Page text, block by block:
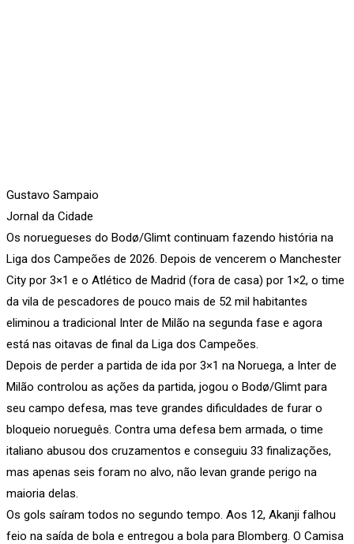
Gustavo Sampaio
Jornal da Cidade
Os noruegueses do Bodø/Glimt continuam fazendo história na
Liga dos Campeões de 2026. Depois de vencerem o Manchester
City por 3×1 e o Atlético de Madrid (fora de casa) por 1×2, o time
da vila de pescadores de pouco mais de 52 mil habitantes
eliminou a tradicional Inter de Milão na segunda fase e agora
está nas oitavas de final da Liga dos Campeões.
Depois de perder a partida de ida por 3×1 na Noruega, a Inter de
Milão controlou as ações da partida, jogou o Bodø/Glimt para
seu campo defesa, mas teve grandes dificuldades de furar o
bloqueio norueguês. Contra uma defesa bem armada, o time
italiano abusou dos cruzamentos e conseguiu 33 finalizações,
mas apenas seis foram no alvo, não levan grande perigo na
maioria delas.
Os gols saíram todos no segundo tempo. Aos 12, Akanji falhou
feio na saída de bola e entregou a bola para Blomberg. O Camisa